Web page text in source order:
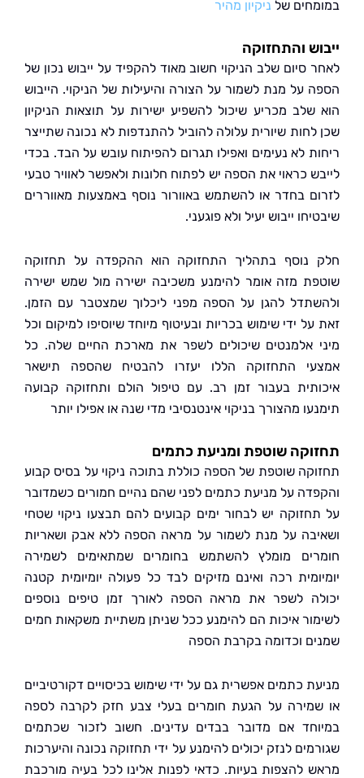
שלניקיון מהיר
והתחזוקה
סיום שלב הניקוי חשוב מאוד להקפיד על ייבוש נכון של
על מנת לשמור על הצורה והיעילות של הניקוי. הייבוש
מכריע שיכול להשפיע ישירות על תוצאות הניקיון
שיורית עלולה להוביל להתנדפות לא נכונה שתייצר
לא נעימים ואפילו תגרום להפיתוח עובש על הבד. בכדי
כראוי את הספה יש לפתוח חלונות ולאפשר לאוויר טבעי
בחדר או להשתמש באוורור נוסף באמצעות מאווררים
ייבוש יעיל ולא פוגעני.
נוסף בתהליך התחזוקה הוא ההקפדה על תחזוקה
מזה אומר להימנע משכיבה ישירה מול שמש ישירה
להגן על הספה מפני ליכלוך שמצטבר עם הזמן.
ידי שימוש בכריות ובעיטוף מיוחד שיוסיפו למיקום וכל
אלמנטים שיכולים לשפר את מארכת החיים שלה. כל
התחזוקה הללו יעזרו להבטיח שהספה תישאר
בעבור זמן רב. עם טיפול הולם ותחזוקה קבועה
מהצורך בניקוי אינטנסיבי מדי שנה או אפילו יותר
שוטפת ומניעת כתמים
שוטפת של הספה כוללת בתוכה ניקוי על בסיס קבוע
על מניעת כתמים לפני שהם נהיים חמורים כשמדובר
יש לבחור ימים קבועים להם תבצעו ניקוי שטחי
על מנת לשמור על מראה הספה ללא אבק ושאריות
מומלץ להשתמש בחומרים שמתאימים לשמירה
רכה ואינם מזיקים לבד כל פעולה יומיומית קטנה
לשפר את מראה הספה לאורך זמן טיפים נוספים
איכות הם להימנע ככל שניתן משתיית משקאות חמים
וכדומה בקרבת הספה
כתמים אפשרית גם על ידי שימוש בכיסויים דקורטיביים
על הגעת חומרים בעלי צבע חזק לקרבה לספה
אם מדובר בבדים עדינים. חשוב לזכור שכתמים
לנזק יכולים להימנע על ידי תחזוקה נכונה והיערכות
להצפות בעיות. כדאי לפנות אלינו לכל בעיה מורכבת